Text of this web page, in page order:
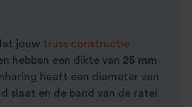
jouw truss constructie
hebben een dikte van 25 mm
heeft een diameter van
slaat en de band van de ratel